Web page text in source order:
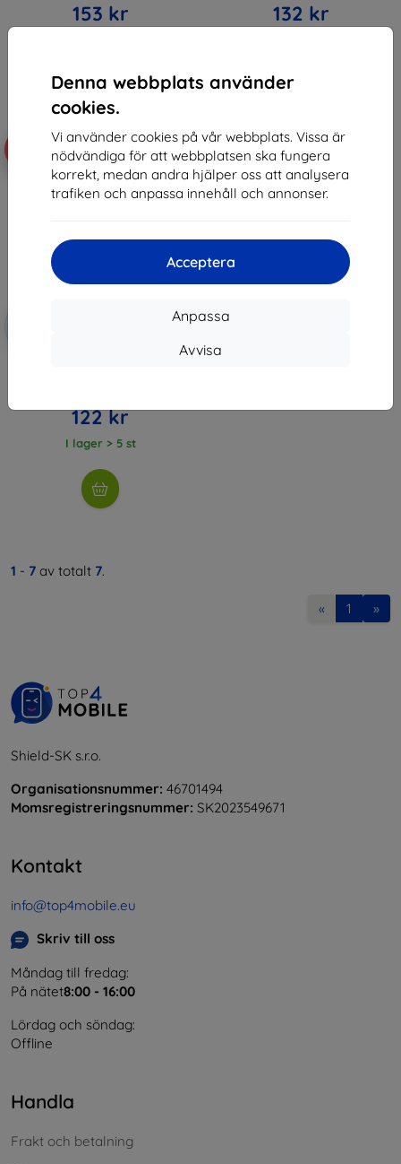
Denna webbplats använder
cookies.
Vi använder cookies på vår webbplats. Vissa är
nödvändiga för att webbplatsen ska fungera
korrekt, medan andra hjälper oss att analysera
trafiken och anpassa innehåll och annonser.
Acceptera
Anpassa
Avvisa
153 kr 132 kr
EXTRA10
122 kr
I lager > 5 st
1 - 7 av totalt 7.
« 1 »
Shield-SK s.r.o.
Organisationsnummer: 46701494
Momsregistreringsnummer: SK2023549671
Kontakt
info@top4mobile.eu
Skriv till oss
Måndag till fredag:
På nätet8:00 - 16:00
Lördag och söndag:
Offline
Handla
Frakt och betalning